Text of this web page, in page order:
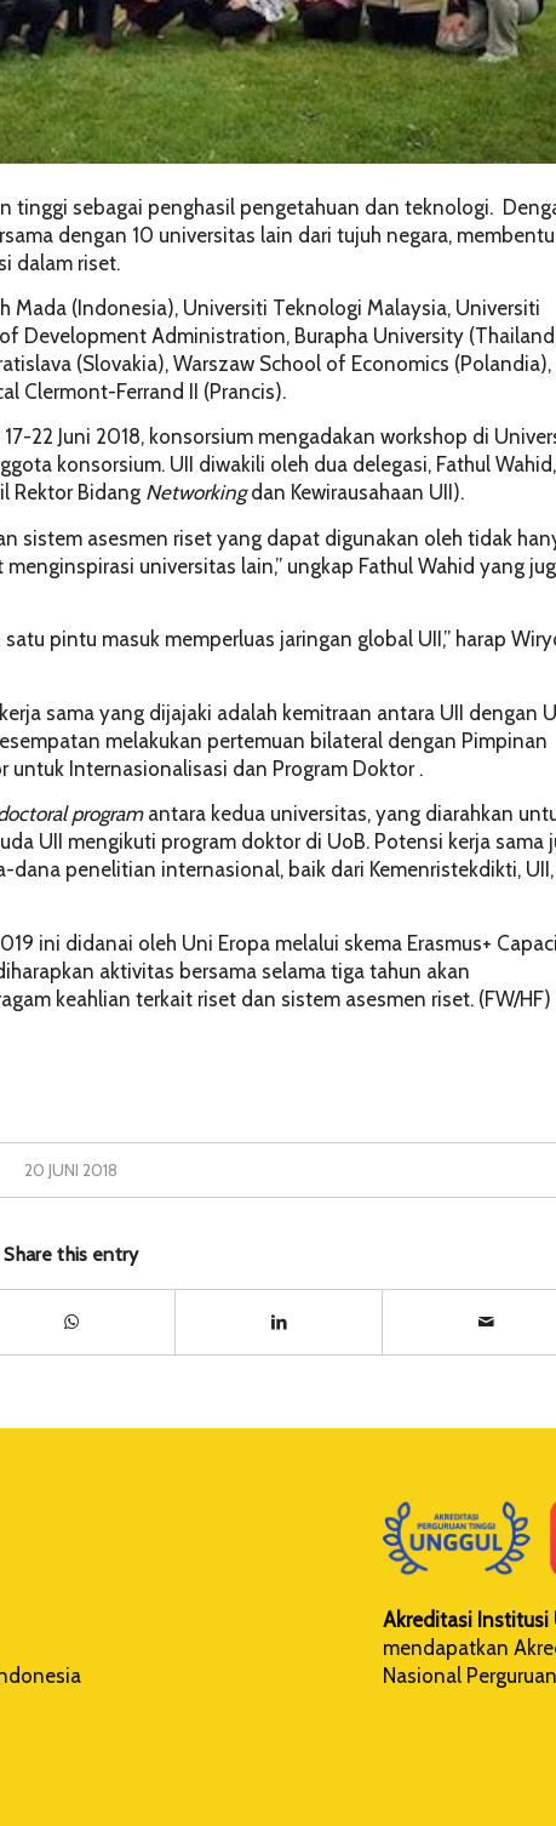
tinggi sebagai penghasil pengetahuan dan teknologi.
dengan 10 universitas lain dari tujuh negara,
dalam riset.
Mada (Indonesia), Universiti Teknologi Malaysia, Universiti
Development Administration, Burapha University
(Slovakia), Warszaw School of Economics (Polandia),
Clermont-Ferrand II (Prancis).
22 Juni 2018, konsorsium mengadakan workshop di
konsorsium. UII diwakili oleh dua delegasi, Fathul Wahid,
Rektor Bidang Networkingdan Kewirausahaan UII).
sistem asesmen riset yang dapat digunakan oleh tidak
universitas lain,” ungkap Fathul Wahid yang
pintu masuk memperluas jaringan global UII,” harap
sama yang dijajaki adalah kemitraan antara UII dengan
melakukan pertemuan bilateral dengan Pimpinan
untuk Internasionalisasi dan Program Doktor .
programantara kedua universitas, yang diarahkan
UII mengikuti program doktor di UoB. Potensi kerja sama
penelitian internasional, baik dari Kemenristekdikti, UII,
ini didanai oleh Uni Eropa melalui skema Erasmus+
aktivitas bersama selama tiga tahun akan
keahlian terkait riset dan sistem asesmen riset. (FW/HF)
20 JUNI 2018
Share this entry
Akreditasi Institusi
mendapatkan
Nasional